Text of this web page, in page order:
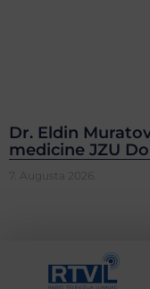
Dr. Eldin
medicine JZU
7. Augusta 2026.